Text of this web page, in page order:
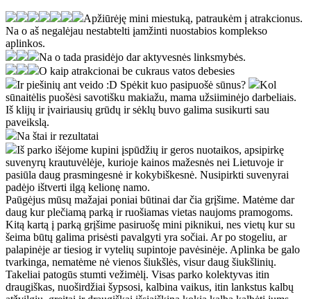
Apžiūrėję mini miestuką, patraukėm į atrakcionus.
Na o aš negalėjau nestabtelti įamžinti nuostabios komplekso
aplinkos.
Na o tada prasidėjo dar aktyvesnės linksmybės.
O kaip atrakcionai be cukraus vatos debesies
Ir piešinių ant veido :D Spėkit kuo pasipuošė sūnus?
Kol
sūnaitėlis puošėsi savotišku makiažu, mama užsiiminėjo darbeliais.
Iš klijų ir įvairiausių grūdų ir sėklų buvo galima susikurti sau
paveikslą.
Na štai ir rezultatai
Iš parko išėjome kupini įspūdžių ir geros nuotaikos, apsipirkę
suvenyrų krautuvėlėje, kurioje kainos mažesnės nei Lietuvoje ir
pasiūla daug prasmingesnė ir kokybiškesnė. Nusipirkti suvenyrai
padėjo ištverti ilgą kelionę namo.
Paūgėjus mūsų mažajai poniai būtinai dar čia grįšime. Matėme dar
daug kur plečiamą parką ir ruošiamas vietas naujoms pramogoms.
Kitą kartą į parką grįšime pasiruošę mini piknikui, nes vietų kur su
šeima būtų galima prisėsti pavalgyti yra sočiai. Ar po stogeliu, ar
palapinėje ar tiesiog ir vytelių supintoje pavėsinėje. Aplinka be galo
tvarkinga, nematėme nė vienos šiukšlės, visur daug šiukšlinių.
Takeliai patogūs stumti vežimėlį. Visas parko kolektyvas itin
draugiškas, nuoširdžiai šypsosi, kalbina vaikus, itin lankstus kalbų